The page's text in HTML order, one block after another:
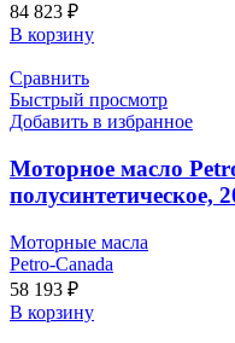
84 823 ₽
В корзину
Сравнить
Быстрый просмотр
Добавить в избранное
Моторное масло
полусинтетическое,
Моторные масла
Petro-Canada
58 193 ₽
В корзину